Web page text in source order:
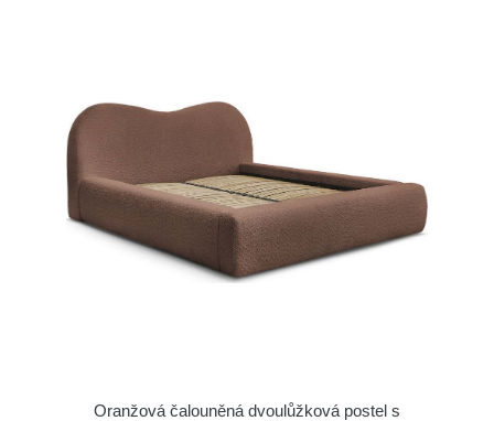
Oranžová čalouněná dvoulůžková postel s